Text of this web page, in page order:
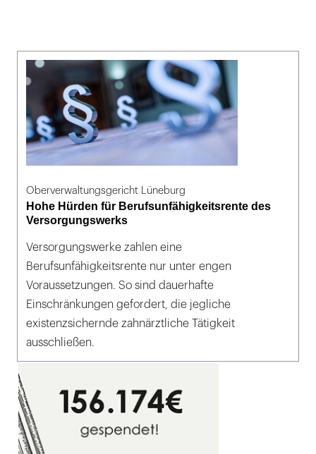
Oberverwaltungsgericht Lüneburg
Hohe Hürden für Berufsunfähigkeitsrente des
Versorgungswerks
Versorgungswerke zahlen eine
Berufsunfähigkeitsrente nur unter engen
Voraussetzungen. So sind dauerhafte
Einschränkungen gefordert, die jegliche
existenzsichernde zahnärztliche Tätigkeit
ausschließen.